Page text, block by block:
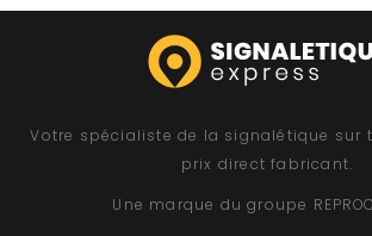
Votre spécialiste de la signalétique sur
prix direct fabricant.
Une marque du groupe